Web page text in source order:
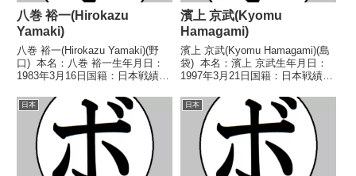
八巻 裕一(Hirokazu
Yamaki)
八巻 裕一(Hirokazu Yamaki)(野
口) 本名：八巻 裕一生年月日：
1983年3月16日国籍：日本戦績：
ル】なし 【戦歴】2003/10/22
○1RKO 稲葉 鉄平(新日本タチカ
濱上 京武(Kyomu
Hamagami)
濱上 京武(Kyomu Hamagami)(島
袋) 本名：濱上 京武生年月日：
1997年3月21日国籍：日本戦績：
トル】2017年度西部日本フライ
級新人王2018年度西部日本フラ
イ級新人王 【戦...
日本 日本